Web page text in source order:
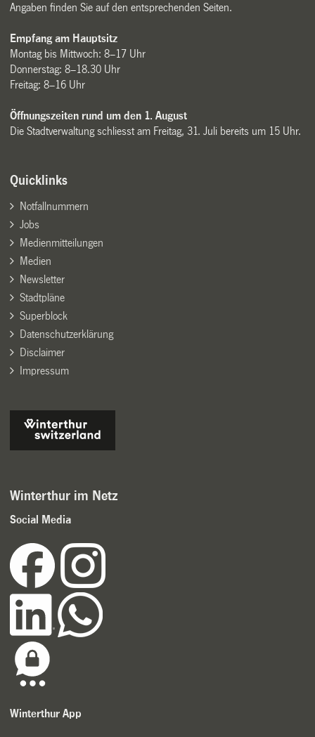
Angaben finden Sie auf den entsprechenden Seiten.
Empfang am Hauptsitz
Montag bis Mittwoch: 8–17 Uhr
Donnerstag: 8–18.30 Uhr
Freitag: 8–16 Uhr
Öffnungszeiten rund um den 1. August
Die Stadtverwaltung schliesst am Freitag, 31. Juli bereits um 15 Uhr.
Quicklinks
Notfallnummern
Jobs
Medienmitteilungen
Medien
Newsletter
Stadtpläne
Superblock
Datenschutzerklärung
Disclaimer
Impressum
Winterthur im Netz
Social Media
Winterthur App